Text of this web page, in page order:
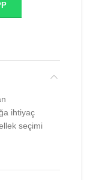
ihtiyaç
seçimi